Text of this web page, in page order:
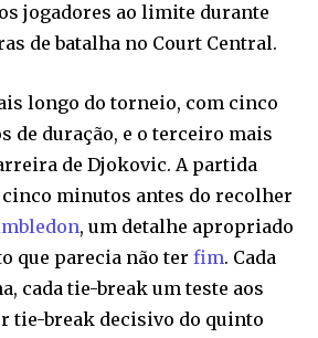
jogadores ao limite durante
de batalha no Court Central.
longo do torneio, com cinco
de duração, e o terceiro mais
de Djokovic. A partida
minutos antes do recolher
, um detalhe apropriado
que parecia não ter fim. Cada
cada tie-break um teste aos
tie-break decisivo do quinto